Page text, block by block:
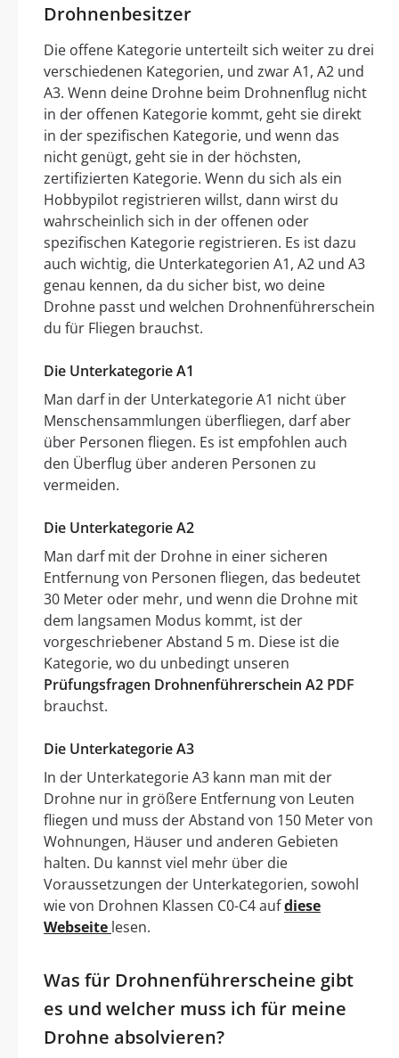
Drohnenbesitzer
Die offene Kategorie unterteilt sich weiter zu drei
verschiedenen Kategorien, und zwar A1, A2 und
A3. Wenn deine Drohne beim Drohnenflug nicht
in der offenen Kategorie kommt, geht sie direkt
in der spezifischen Kategorie, und wenn das
nicht genügt, geht sie in der höchsten,
zertifizierten Kategorie. Wenn du sich als ein
Hobbypilot registrieren willst, dann wirst du
wahrscheinlich sich in der offenen oder
spezifischen Kategorie registrieren. Es ist dazu
auch wichtig, die Unterkategorien A1, A2 und A3
genau kennen, da du sicher bist, wo deine
Drohne passt und welchen Drohnenführerschein
du für Fliegen brauchst.
Die Unterkategorie A1
Man darf in der Unterkategorie A1 nicht über
Menschensammlungen überfliegen, darf aber
über Personen fliegen. Es ist empfohlen auch
den Überflug über anderen Personen zu
vermeiden.
Die Unterkategorie A2
Man darf mit der Drohne in einer sicheren
Entfernung von Personen fliegen, das bedeutet
30 Meter oder mehr, und wenn die Drohne mit
dem langsamen Modus kommt, ist der
vorgeschriebener Abstand 5 m. Diese ist die
Kategorie, wo du unbedingt unseren
Prüfungsfragen Drohnenführerschein A2 PDF
brauchst.
Die Unterkategorie A3
In der Unterkategorie A3 kann man mit der
Drohne nur in größere Entfernung von Leuten
fliegen und muss der Abstand von 150 Meter von
Wohnungen, Häuser und anderen Gebieten
halten. Du kannst viel mehr über die
Voraussetzungen der Unterkategorien, sowohl
wie von Drohnen Klassen C0-C4 aufdiese
Webseite lesen.
Was für Drohnenführerscheine gibt
es und welcher muss ich für meine
Drohne absolvieren?